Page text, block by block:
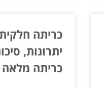
כריתה
יתרונות,
כריתה מלאה